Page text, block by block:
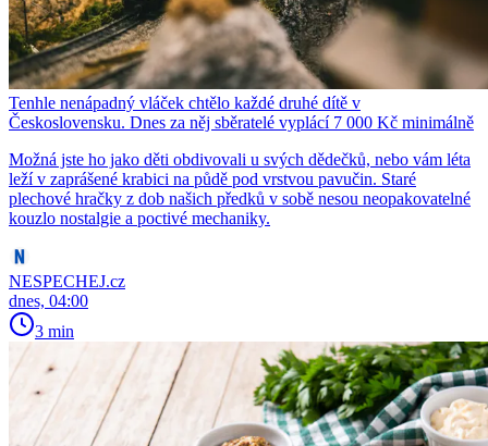
Tenhle nenápadný vláček chtělo každé druhé dítě v
Československu. Dnes za něj sběratelé vyplácí 7 000 Kč minimálně
Možná jste ho jako děti obdivovali u svých dědečků, nebo vám léta
leží v zaprášené krabici na půdě pod vrstvou pavučin. Staré
plechové hračky z dob našich předků v sobě nesou neopakovatelné
kouzlo nostalgie a poctivé mechaniky.
NESPECHEJ.cz
dnes, 04:00
3 min